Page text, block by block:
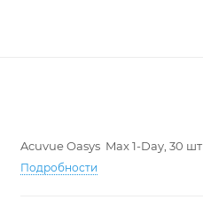
Acuvue Oasys Max 1-Day, 30 шт
Подробности